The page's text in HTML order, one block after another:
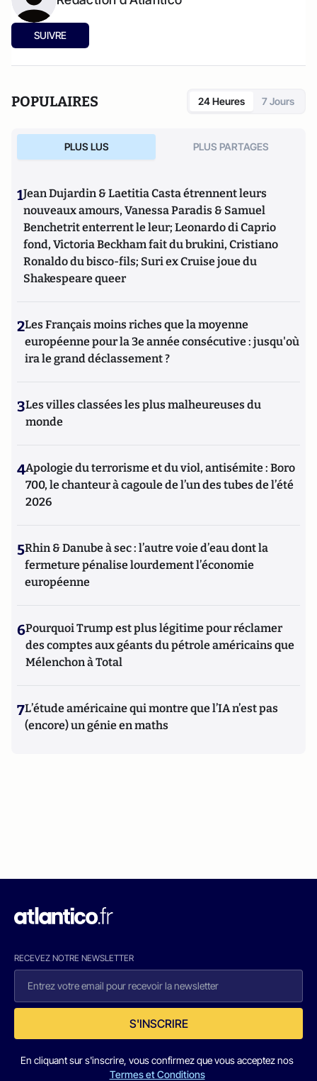
SUIVRE
POPULAIRES 24 Heures 7 Jours
PLUS LUS PLUS PARTAGES
1Jean Dujardin & Laetitia Casta étrennent leurs
nouveaux amours, Vanessa Paradis & Samuel
Benchetrit enterrent le leur; Leonardo di Caprio
fond, Victoria Beckham fait du brukini, Cristiano
Ronaldo du bisco-fils; Suri ex Cruise joue du
Shakespeare queer
2Les Français moins riches que la moyenne
européenne pour la 3e année consécutive : jusqu'où
ira le grand déclassement ?
3Les villes classées les plus malheureuses du
monde
4Apologie du terrorisme et du viol, antisémite : Boro
700, le chanteur à cagoule de l’un des tubes de l’été
2026
5Rhin & Danube à sec : l’autre voie d’eau dont la
fermeture pénalise lourdement l’économie
européenne
6Pourquoi Trump est plus légitime pour réclamer
des comptes aux géants du pétrole américains que
Mélenchon à Total
7L’étude américaine qui montre que l’IA n’est pas
(encore) un génie en maths
RECEVEZ NOTRE NEWSLETTER
S'INSCRIRE
En cliquant sur s'inscrire, vous confirmez que vous acceptez nos
Termes et Conditions